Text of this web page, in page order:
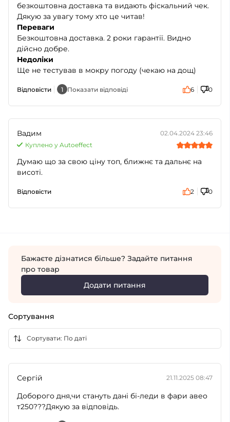
безкоштовна доставка та видають фіскальний чек.
Дякую за увагу тому хто це читав!
Переваги
Безкоштовна доставка. 2 роки гарантії. Видно
дійсно добре.
Недоліки
Ще не тестував в мокру погоду (чекаю на дощ)
Відповісти 1 Показати відповіді 6 0
Вадим
02.04.2024 23:46
Куплено у Autoeffect
Думаю що за свою ціну топ, ближнє та дальнє на
висоті.
Відповісти 2 0
Бажаєте дізнатися більше? Задайте питання
про товар
Додати питання
Сортування
Сергій 21.11.2025 08:47
Доборого дня,чи стануть дані бі-леди в фари авео
т250???Дякую за відповідь.